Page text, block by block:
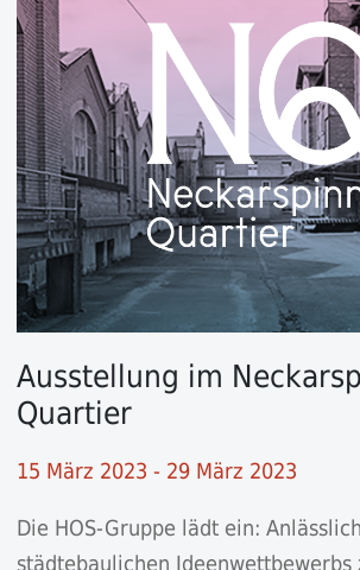
Ausstellung im
Quartier
15 März 2023 - 29 März 2023
Die HOS-Gruppe lädt ein:
städtebaulichen Ideenwettbewerbs